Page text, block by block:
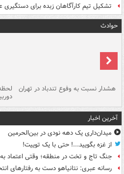
تشکیل تیم کارآگاهان زبده برای دستگیری
حوادث
هشدار نسبت به وفوع تندباد در تهران
آخرین اخبار
میدان‌داری یک دهه نودی در بین‌الحرمین
از غزه بگویید...! حتی با یک توییت!
جنگ تاج و تخت در منطقه؛ وقتی اعتماد به
رسانه عبری: نتانیاهو دست به رفتارهای